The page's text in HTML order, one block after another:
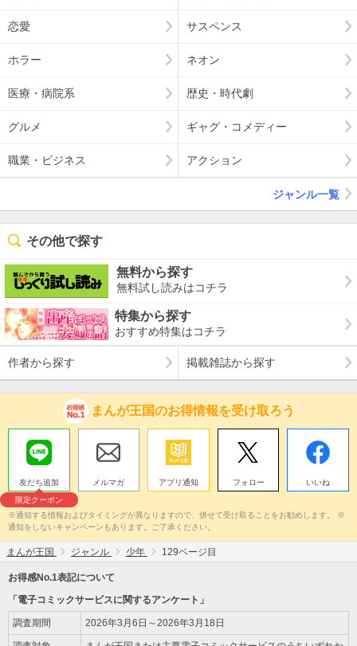
恋愛 サスペンス
ホラー ネオン
医療・病院系 歴史・時代劇
グルメ ギャグ・コメディー
職業・ビジネス アクション
ジャンル一覧
その他で探す
無料から探す
無料試し読みはコチラ
特集から探す
おすすめ特集はコチラ
作者から探す 掲載雑誌から探す
まんが王国のお得情報を受け取ろう
友だち追加
限定クーポン
メルマガ アプリ通知 フォロー いいね
※通知する情報およびタイミングが異なりますので、併せて受け取ることをお勧めします。 ※
通知をしないキャンペーンもあります。ご了承ください。
まんが王国 ジャンル 少年 129ページ目
お得感No.1表記について
「電子コミックサービスに関するアンケート」
調査期間 2026年3月6日～2026年3月18日